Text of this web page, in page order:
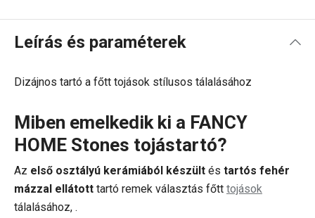
Leírás és paraméterek
Dizájnos tartó a főtt tojások stílusos tálalásához
Miben emelkedik ki a FANCY
HOME Stones tojástartó?
Az első osztályú kerámiából készült és tartós fehér
mázzal ellátott tartó remek választás főtt tojások
tálalásához, .